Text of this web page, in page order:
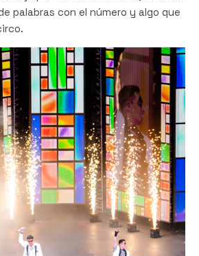
palabras con el número y algo que